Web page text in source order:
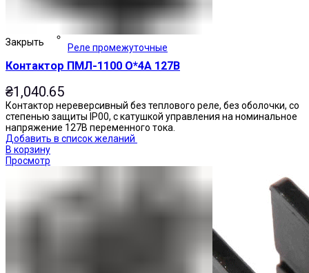
Реле промежуточные
Закрыть
Контактор ПМЛ-1100 О*4А 127В
₴1,040.65
Контактор нереверсивный без теплового реле, без оболочки, со
степенью защиты IP00, с катушкой управления на номинальное
напряжение 127В переменного тока.
Добавить в список желаний
В корзину
Просмотр